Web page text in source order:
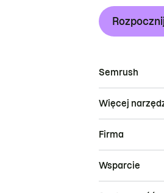
Semrush
Więcej
Firma
Wsparcie